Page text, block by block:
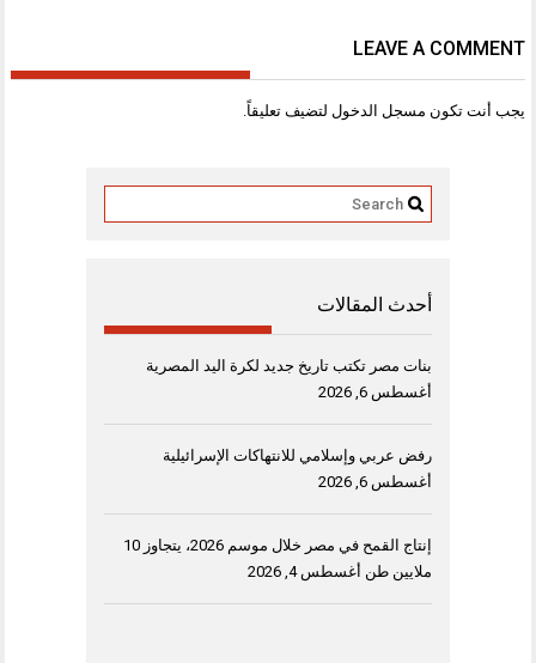
LEAVE A COMMENT
يجب أنت تكون مسجل الدخول لتضيف تعليقاً.
أحدث المقالات
بنات مصر تكتب تاريخ جديد لكرة اليد المصرية
أغسطس 6, 2026
رفض عربي وإسلامي للانتهاكات الإسرائيلية
أغسطس 6, 2026
إنتاج القمح في مصر خلال موسم 2026، يتجاوز 10
ملايين طن أغسطس 4, 2026